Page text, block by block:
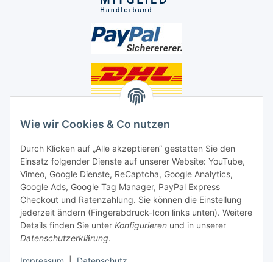
Wie wir Cookies & Co nutzen
Durch Klicken auf „Alle akzeptieren“ gestatten Sie den
Einsatz folgender Dienste auf unserer Website: YouTube,
Vimeo, Google Dienste, ReCaptcha, Google Analytics,
Google Ads, Google Tag Manager, PayPal Express
Checkout und Ratenzahlung. Sie können die Einstellung
jederzeit ändern (Fingerabdruck-Icon links unten). Weitere
Details finden Sie unter Konfigurieren und in unserer
Datenschutzerklärung.
Social Media
Unsere Dienstleistungen
Lampenreparatur
Lichtservice für Senioren
Vertrag widerrufen